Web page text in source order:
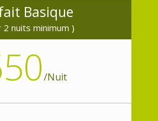
Basique
2 nuits minimum )
/Nuit